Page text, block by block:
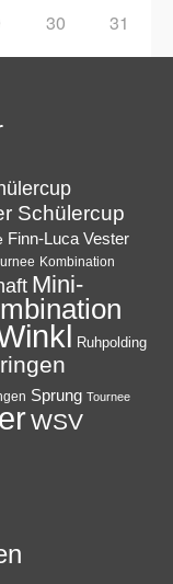
30 31
Schülercup
Finn-Luca Vester
Kombination
Mini-
Ruhpolding
Sprung Tournee
WSV